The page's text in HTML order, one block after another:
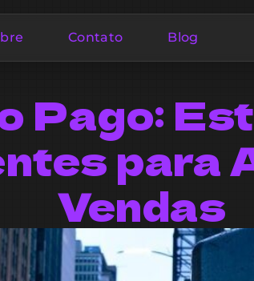
Contato Blog
Pago:
para
Vendas